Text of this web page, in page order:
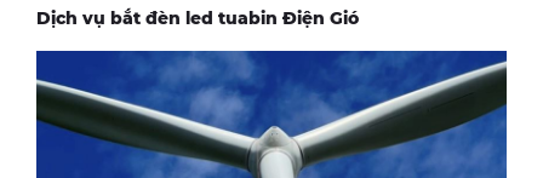
Dịch vụ bắt đèn led tuabin Điện Gió